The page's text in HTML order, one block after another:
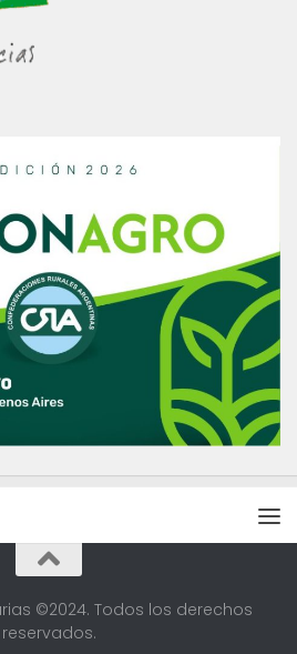
©2024. Todos los derechos
reservados.